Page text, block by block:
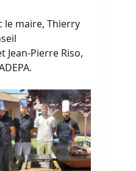
le maire, Thierry
Jean-Pierre Riso,